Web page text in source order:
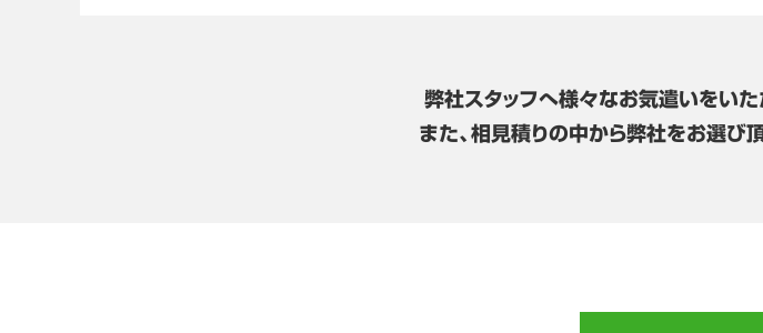
弊社スタッフへ様々なお気遣いをいた
また、相見積りの中から弊社をお選び